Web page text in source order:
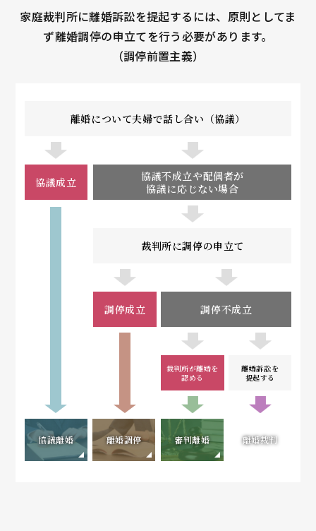
家庭裁判所に離婚訴訟を提起するには、原則としてま
ず離婚調停の申立てを行う必要があります。
（調停前置主義）
離婚について夫婦で話し合い（協議）
協議成立
協議不成立や配偶者が
協議に応じない場合
裁判所に調停の申立て
調停成立 調停不成立
裁判所が離婚を
認める
離婚訴訟を
提起する
協議離婚 離婚調停 審判離婚 離婚裁判